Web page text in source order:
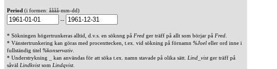
Period (i formen: åååå-mm-dd)
--
* Sökningen högertrunkeras alltid, d.v.s. en söknng på Fred ger träff på allt som börjar på Fred
* Vänstertrunkering kan göras med procenttecken, t.ex. vid sökning på förnamn %Joel eller ord inne i
fullständig titel %konservativ
* Understrykning _ kan användas för att söka t.ex. namn stavade på olika sätt. Lind_vistger träff på
såväl Lindkvistsom Lindqvist.